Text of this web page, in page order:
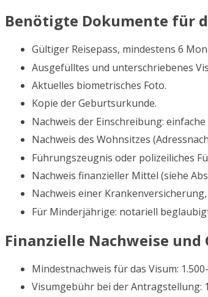
Benötigte Dokumente für
Gültiger Reisepass, mindestens 6
Ausgefülltes und unterschriebenes
Aktuelles biometrisches Foto.
Kopie der Geburtsurkunde.
Nachweis der Einschreibung:
Nachweis des Wohnsitzes
Führungszeugnis oder polizeiliches
Nachweis finanzieller Mittel (siehe
Nachweis einer
Für Minderjährige: notariell
Finanzielle Nachweise und
Mindestnachweis für das Visum:
Visumgebühr bei der Antragstellung: